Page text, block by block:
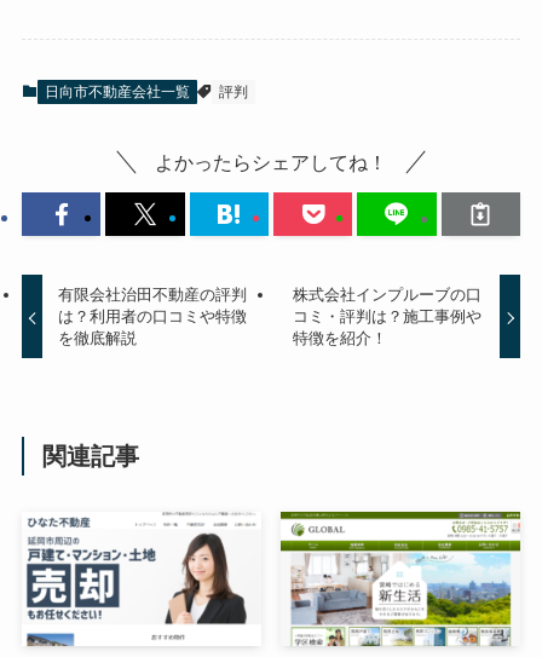
日向市不動産会社一覧 評判
よかったらシェアしてね！
有限会社治田不動産の評判
は？利用者の口コミや特徴
を徹底解説
株式会社インプルーブの口
コミ・評判は？施工事例や
特徴を紹介！
関連記事